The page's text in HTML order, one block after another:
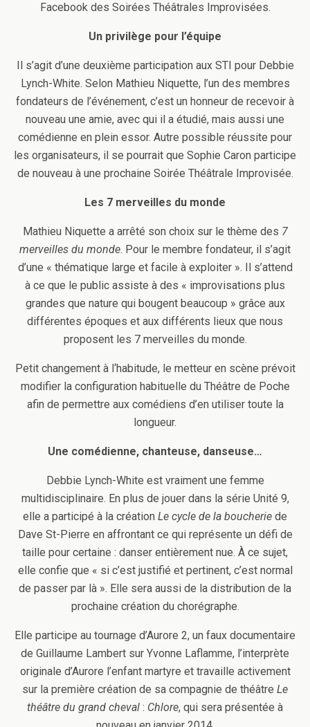
Facebook des Soirées Théâtrales Improvisées.
Un privilège pour l’équipe
Il s’agit d’une deuxième participation aux STI pour Debbie
Lynch-White. Selon Mathieu Niquette, l’un des membres
fondateurs de l’événement, c’est un honneur de recevoir à
nouveau une amie, avec qui il a étudié, mais aussi une
comédienne en plein essor. Autre possible réussite pour
les organisateurs, il se pourrait que Sophie Caron participe
de nouveau à une prochaine Soirée Théâtrale Improvisée.
Les 7 merveilles du monde
Mathieu Niquette a arrêté son choix sur le thème des 7
merveilles du monde. Pour le membre fondateur, il s’agit
d’une « thématique large et facile à exploiter ». Il s’attend
à ce que le public assiste à des « improvisations plus
grandes que nature qui bougent beaucoup » grâce aux
différentes époques et aux différents lieux que nous
proposent les 7 merveilles du monde.
Petit changement à l‘habitude, le metteur en scène prévoit
modifier la configuration habituelle du Théâtre de Poche
afin de permettre aux comédiens d’en utiliser toute la
longueur.
Une comédienne, chanteuse, danseuse…
Debbie Lynch-White est vraiment une femme
multidisciplinaire. En plus de jouer dans la série Unité 9,
elle a participé à la création Le cycle de la boucherie de
Dave St-Pierre en affrontant ce qui représente un défi de
taille pour certaine : danser entièrement nue. À ce sujet,
elle confie que « si c’est justifié et pertinent, c’est normal
de passer par là ». Elle sera aussi de la distribution de la
prochaine création du chorégraphe.
Elle participe au tournage d’Aurore 2, un faux documentaire
de Guillaume Lambert sur Yvonne Laflamme, l’interprète
originale d’Aurore l’enfant martyre et travaille activement
sur la première création de sa compagnie de théâtre Le
théâtre du grand cheval : Chlore, qui sera présentée à